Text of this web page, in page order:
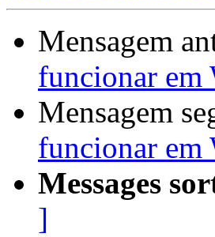
Mensagem
funcionar em
Mensagem
funcionar em
Messages
]